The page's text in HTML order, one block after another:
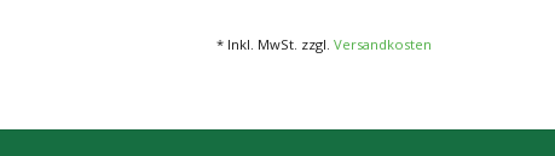
* Inkl. MwSt. zzgl. Versandkosten